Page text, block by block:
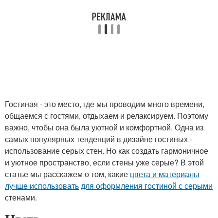
Гостиная - это место, где мы проводим много времени,
общаемся с гостями, отдыхаем и релаксируем. Поэтому
важно, чтобы она была уютной и комфортной. Одна из
самых популярных тенденций в дизайне гостиных -
использование серых стен. Но как создать гармоничное
и уютное пространство, если стены уже серые? В этой
статье мы расскажем о том, какие цвета и материалы
лучше использоватьдля оформления гостиной с серыми
стенами.